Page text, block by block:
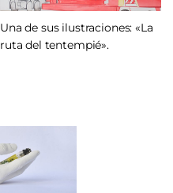
Una de sus ilustraciones: «La
ruta del tentempié».